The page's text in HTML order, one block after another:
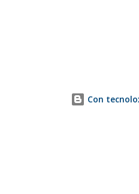
Con